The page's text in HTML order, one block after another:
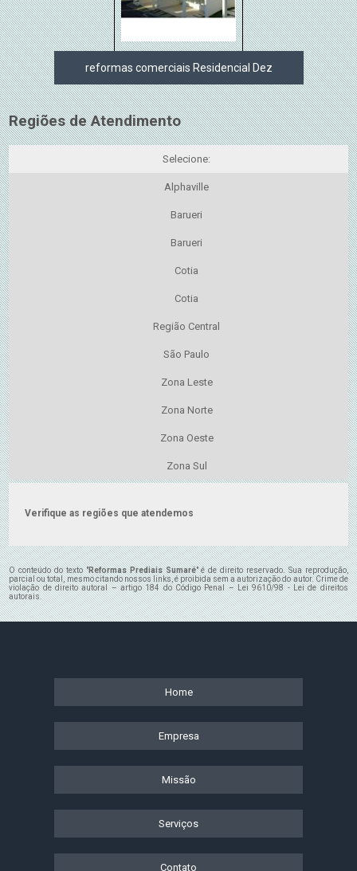
reformas comerciais Residencial Dez
Regiões de Atendimento
Selecione:
Alphaville
Barueri
Barueri
Cotia
Cotia
Região Central
São Paulo
Zona Leste
Zona Norte
Zona Oeste
Zona Sul
Verifique as regiões que atendemos
O conteúdo do texto "Reformas Prediais Sumaré" é de direito reservado. Sua reprodução,
parcial ou total, mesmo citando nossos links, é proibida sem a autorização do autor. Crime de
violação de direito autoral – artigo 184 do Código Penal –Lei 9610/98 - Lei de direitos
autorais.
Home
Empresa
Missão
Serviços
Contato